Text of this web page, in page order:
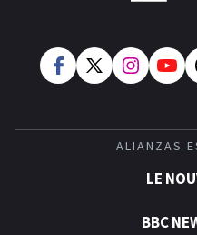
ALIANZAS
LE
BBC